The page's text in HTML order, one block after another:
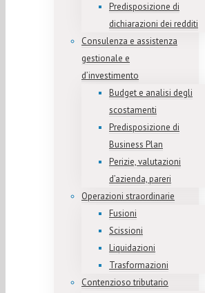
Predisposizione di
dichiarazioni dei redditi
Consulenza e assistenza
gestionale e
d’investimento
Budget e analisi degli
scostamenti
Predisposizione di
Business Plan
Perizie, valutazioni
d’azienda, pareri
Operazioni straordinarie
Fusioni
Scissioni
Liquidazioni
Trasformazioni
Contenzioso tributario